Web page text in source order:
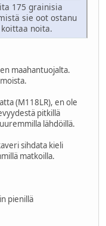
175 grainisia
sie oot ostanu
noita.
maahantuojalta.
(M118LR), en ole
pitkillä
lähdöillä.
sihdata kieli
matkoilla.
pienillä